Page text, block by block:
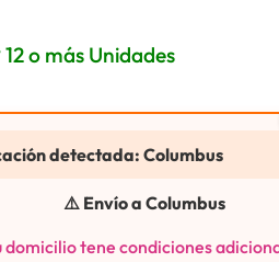
o más Unidades
detectada: Columbus
⚠️ Envío a Columbus
domicilio tene condiciones